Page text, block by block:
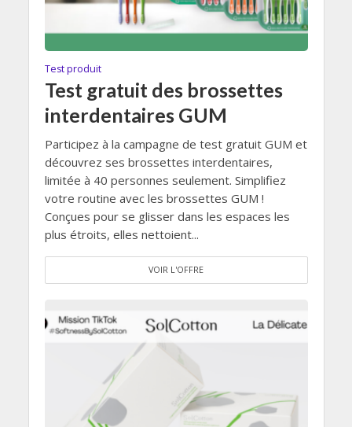
Test produit
Test gratuit des brossettes
interdentaires GUM
Participez à la campagne de test gratuit GUM et
découvrez ses brossettes interdentaires,
limitée à 40 personnes seulement. Simplifiez
votre routine avec les brossettes GUM !
Conçues pour se glisser dans les espaces les
plus étroits, elles nettoient...
VOIR L'OFFRE